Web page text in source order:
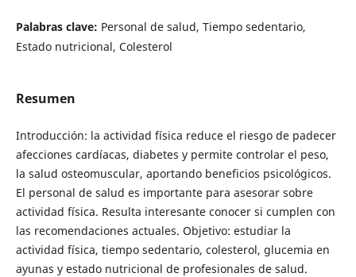
Palabras clave: Personal de salud, Tiempo sedentario,
Estado nutricional, Colesterol
Resumen
Introducción: la actividad física reduce el riesgo de padecer
afecciones cardíacas, diabetes y permite controlar el peso,
la salud osteomuscular, aportando beneficios psicológicos.
El personal de salud es importante para asesorar sobre
actividad física. Resulta interesante conocer si cumplen con
las recomendaciones actuales. Objetivo: estudiar la
actividad física, tiempo sedentario, colesterol, glucemia en
ayunas y estado nutricional de profesionales de salud.